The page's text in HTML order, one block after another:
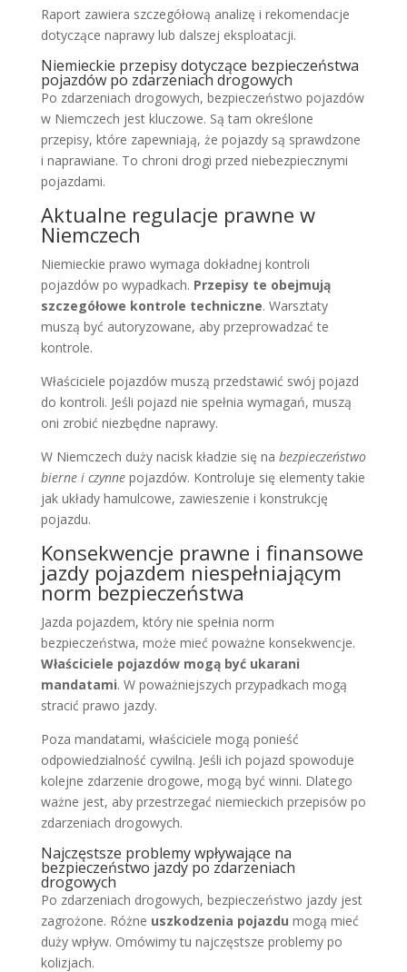
Raport zawiera szczegółową analizę i rekomendacje
dotyczące naprawy lub dalszej eksploatacji.
Niemieckie przepisy dotyczące bezpieczeństwa
pojazdów po zdarzeniach drogowych
Po zdarzeniach drogowych, bezpieczeństwo pojazdów
w Niemczech jest kluczowe. Są tam określone
przepisy, które zapewniają, że pojazdy są sprawdzone
i naprawiane. To chroni drogi przed niebezpiecznymi
pojazdami.
Aktualne regulacje prawne w
Niemczech
Niemieckie prawo wymaga dokładnej kontroli
pojazdów po wypadkach. Przepisy te obejmują
szczegółowe kontrole techniczne. Warsztaty
muszą być autoryzowane, aby przeprowadzać te
kontrole.
Właściciele pojazdów muszą przedstawić swój pojazd
do kontroli. Jeśli pojazd nie spełnia wymagań, muszą
oni zrobić niezbędne naprawy.
W Niemczech duży nacisk kładzie się na bezpieczeństwo
bierne i czynnepojazdów. Kontroluje się elementy takie
jak układy hamulcowe, zawieszenie i konstrukcję
pojazdu.
Konsekwencje prawne i finansowe
jazdy pojazdem niespełniającym
norm bezpieczeństwa
Jazda pojazdem, który nie spełnia norm
bezpieczeństwa, może mieć poważne konsekwencje.
Właściciele pojazdów mogą być ukarani
mandatami. W poważniejszych przypadkach mogą
stracić prawo jazdy.
Poza mandatami, właściciele mogą ponieść
odpowiedzialność cywilną. Jeśli ich pojazd spowoduje
kolejne zdarzenie drogowe, mogą być winni. Dlatego
ważne jest, aby przestrzegać niemieckich przepisów po
zdarzeniach drogowych.
Najczęstsze problemy wpływające na
bezpieczeństwo jazdy po zdarzeniach
drogowych
Po zdarzeniach drogowych, bezpieczeństwo jazdy jest
zagrożone. Różne uszkodzenia pojazdu mogą mieć
duży wpływ. Omówimy tu najczęstsze problemy po
kolizjach.